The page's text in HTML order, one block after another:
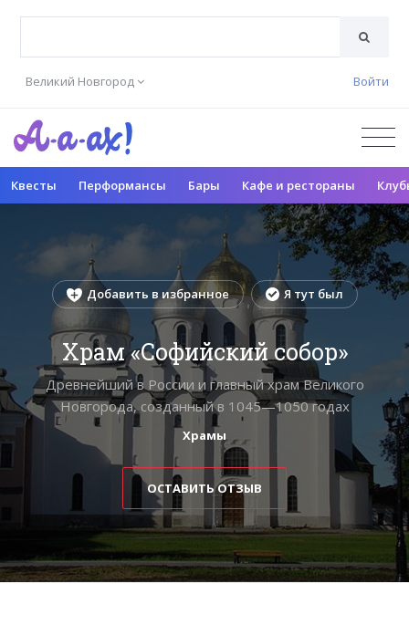
Великий Новгород Войти
Квесты Перформансы Бары Кафе и рестораны
Добавить в избранное Я тут был
Храм «Софийский собор»
Древнейший в России и главный храм Великого
Новгорода, созданный в 1045—1050 годах
Храмы
ОСТАВИТЬ ОТЗЫВ